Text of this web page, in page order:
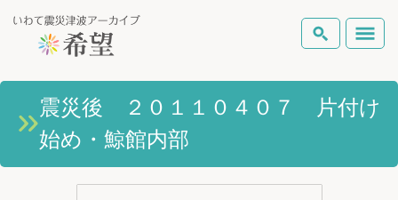
いわて震災津波アーカイブとは
岩手県の被害状況
検索
震災後 ２０１１０４０７ 片付け
始め・鯨館内部